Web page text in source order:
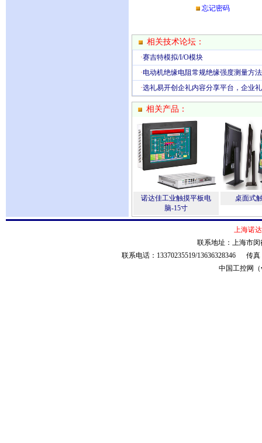
忘记密码
相关技术论坛：
·赛吉特模拟/I/O模块
·电动机绝缘电阻常规绝缘强度测量方法
·选礼易开创企礼内容分享平台，企业
相关产品：
诺达佳工业触摸平板电
脑-15寸
桌面式
上海诺
联系地址：上海市
联系电话：13370235519/13636328346 传
中国工控网（